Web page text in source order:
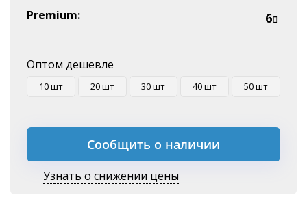
Premium: 6
Оптом дешевле
10 шт 20 шт 30 шт 40 шт 50 шт
Сообщить о наличии
Узнать о снижении цены